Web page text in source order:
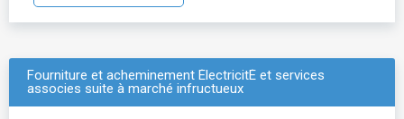
Fourniture et acheminement ÉlectricitÉ et services
associes suite à marché infructueux